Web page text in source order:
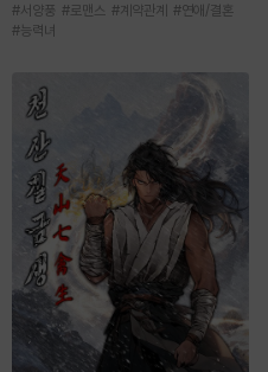
#서양풍 #로맨스 #계약관계 #연애/결혼
#능력녀